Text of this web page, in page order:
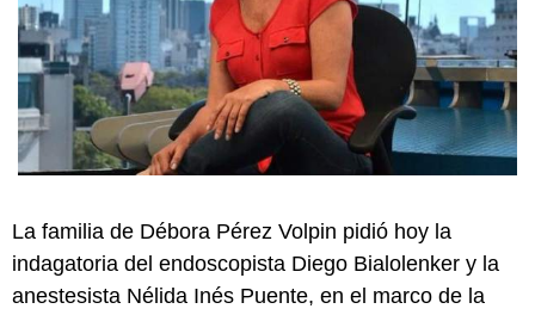
La familia de Débora Pérez Volpin pidió hoy la
indagatoria del endoscopista Diego Bialolenker y la
anestesista Nélida Inés Puente, en el marco de la